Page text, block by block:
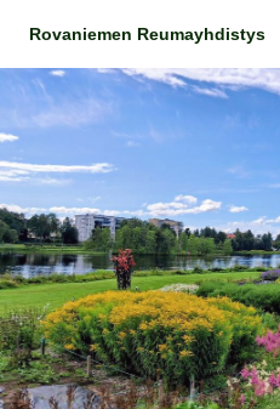
Siirry
sisältöön
Rovaniemen Reumayhdistys